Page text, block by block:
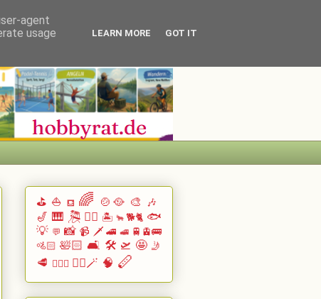
⛳ ⛵ ⛾ 🌈 🍲🥘 🎨 🎶
🎷 🎹 🎘 🏄🏽 🏝️ 🐂 🐕🐈 🐟
💡 💬 📸 📹 🗡️ 🚄 🚅 🚆🚊🚌
🚵🏻 🛀🏻 🛋️ 🛠️ 🛫 🤩 🤳
🥩 🧗🏻‍♀️ 🧙‍♂️🪄 🧠 🪈
agent
usage
LEARN MORE GOT IT